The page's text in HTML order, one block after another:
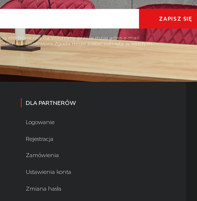
elektroniczną na wskazany przeze mnie adres e-mail
Administratora.Zgoda może zostać cofnięta w każdym
DLA PARTNERÓW
Logowanie
Rejestracja
Zamówienia
Ustawienia konta
Zmiana hasła